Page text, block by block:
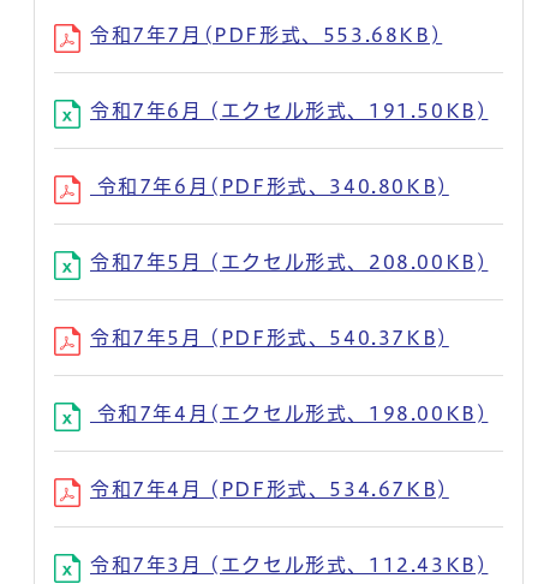
令和7年7月(PDF形式、553.68KB)
令和7年6月 (エクセル形式、191.50KB)
令和7年6月(PDF形式、340.80KB)
令和7年5月 (エクセル形式、208.00KB)
令和7年5月 (PDF形式、540.37KB)
令和7年4月(エクセル形式、198.00KB)
令和7年4月 (PDF形式、534.67KB)
令和7年3月 (エクセル形式、112.43KB)